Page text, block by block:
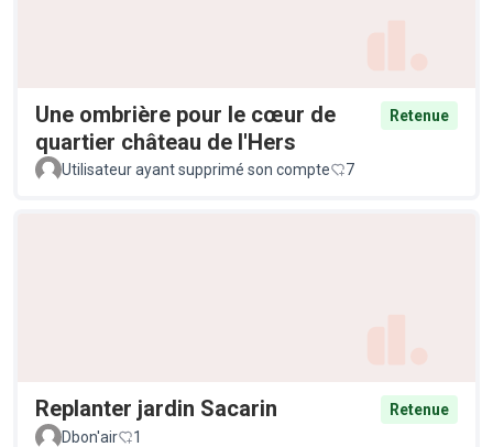
Une ombrière pour le cœur de
quartier château de l'Hers
Retenue
Utilisateur ayant supprimé son compte 7
Replanter jardin Sacarin
Retenue
Dbon'air
1